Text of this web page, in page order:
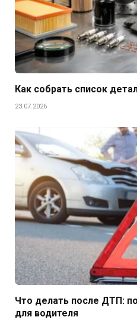
Как собрать список
23.07.2026
Что делать после ДТП:
для водителя